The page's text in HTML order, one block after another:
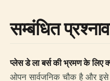
सम्बंधित
प्लेस डे ला बर्स की भ्रमण के लिए
ओपन सार्वजनिक चौक है और